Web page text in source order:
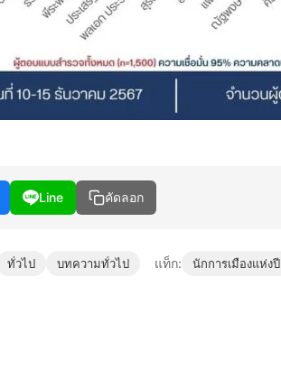
Line คัดลอก
ทั่วไป บทความทั่วไป แท็ก: นักการเมืองแห่งปี